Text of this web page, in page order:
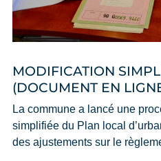
MODIFICATION
(DOCUMENT EN
La commune a lancé une
simplifiée du Plan local
des ajustements sur le